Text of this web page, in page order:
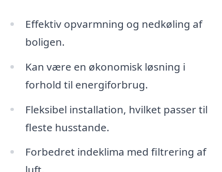
Effektiv opvarmning og nedkøling af
boligen.
Kan være en økonomisk løsning i
forhold til energiforbrug.
Fleksibel installation, hvilket passer til
fleste husstande.
Forbedret indeklima med filtrering af